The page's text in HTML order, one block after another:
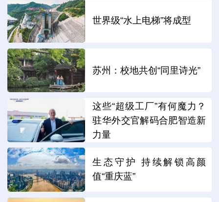
世界级“水上电梯”将成型
苏州：校地共创“同里诗光”
这些“超级工厂”有何魔力？
驻华外交官解码合肥智造新
力量
生态守护 持续解锁高颜
值“重庆蓝”